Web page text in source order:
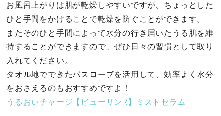
お風呂上がりは肌が乾燥しやすいですが、ちょっとした
ひと手間をかけることで乾燥を防ぐことができます。
またそのひと手間によって水分の行き届いたうる肌を維
持することができますので、ぜひ日々の習慣として取り
入れてください。
タオル地でできたバスローブを活用して、効率よく水分
をおさえるのもおすすめですよ！
うるおいチャージ【ビューリンR】ミストセラム